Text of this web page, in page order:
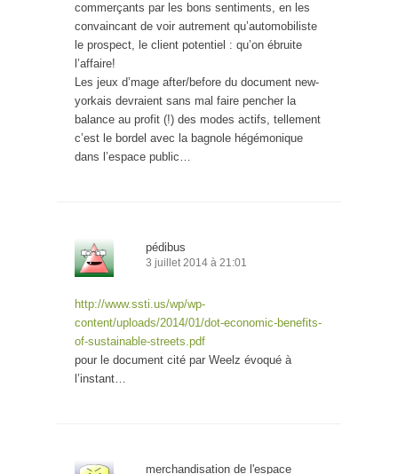
commerçants par les bons sentiments, en les
convaincant de voir autrement qu’automobiliste
le prospect, le client potentiel : qu’on ébruite
l’affaire!
Les jeux d’mage after/before du document new-
yorkais devraient sans mal faire pencher la
balance au profit (!) des modes actifs, tellement
c’est le bordel avec la bagnole hégémonique
dans l’espace public…
pédibus
3 juillet 2014 à 21:01
http://www.ssti.us/wp/wp-
content/uploads/2014/01/dot-economic-benefits-
of-sustainable-streets.pdf
pour le document cité par Weelz évoqué à
l’instant…
merchandisation de l'espace